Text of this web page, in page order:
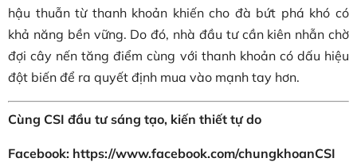
hậu thuẫn từ thanh khoản khiến cho đà bứt phá khó có
khả năng bền vững. Do đó, nhà đầu tư cần kiên nhẫn chờ
đợi cây nến tăng điểm cùng với thanh khoản có dấu hiệu
đột biến để ra quyết định mua vào mạnh tay hơn.
Cùng CSI đầu tư sáng tạo, kiến thiết tự do
Facebook: https://www.facebook.com/chungkhoanCSI